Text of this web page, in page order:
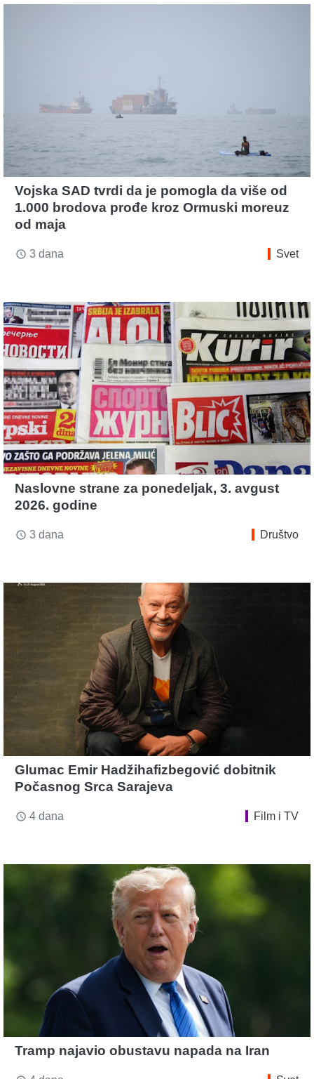
Vojska SAD tvrdi da je pomogla da više od
1.000 brodova prođe kroz Ormuski moreuz
od maja
access_time 3 dana Svet
Naslovne strane za ponedeljak, 3. avgust
2026. godine
access_time 3 dana Društvo
Glumac Emir Hadžihafizbegović dobitnik
Počasnog Srca Sarajeva
access_time 4 dana Film i TV
Tramp najavio obustavu napada na Iran